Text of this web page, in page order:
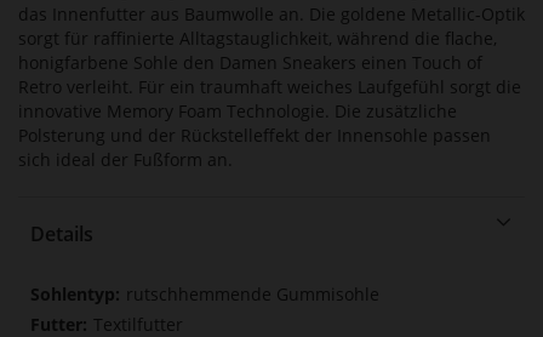
das Innenfutter aus Baumwolle an. Die goldene Metallic-Optik
sorgt für raffinierte Alltagstauglichkeit, während die flache,
honigfarbene Sohle den Damen Sneakers einen Touch of
Retro verleiht. Für ein traumhaft weiches Laufgefühl sorgt die
innovative Memory Foam Technologie. Die zusätzliche
Polsterung und der Rückstelleffekt der Innensohle passen
sich ideal der Fußform an.
Details
Mehr
Informationen
rutschhemmende Gummisohle
Textilfutter